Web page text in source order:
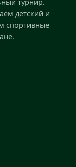
детский и
спортивные